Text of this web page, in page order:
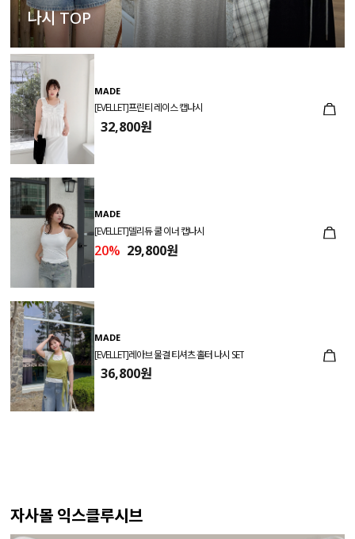
나시 TOP
MADE
[EVELLET]프린티 레이스 캡나시
32,800원
MADE
[EVELLET]델리듀 쿨 이너 캡나시
20% 29,800원
MADE
[EVELLET]레아브 물결 티셔츠 홀터 나시 SET
36,800원
자사몰 익스클루시브